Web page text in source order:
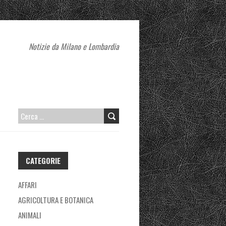
Notizie da Milano e Lombardia
RICERCA
CATEGORIE
AFFARI
AGRICOLTURA E BOTANICA
ANIMALI